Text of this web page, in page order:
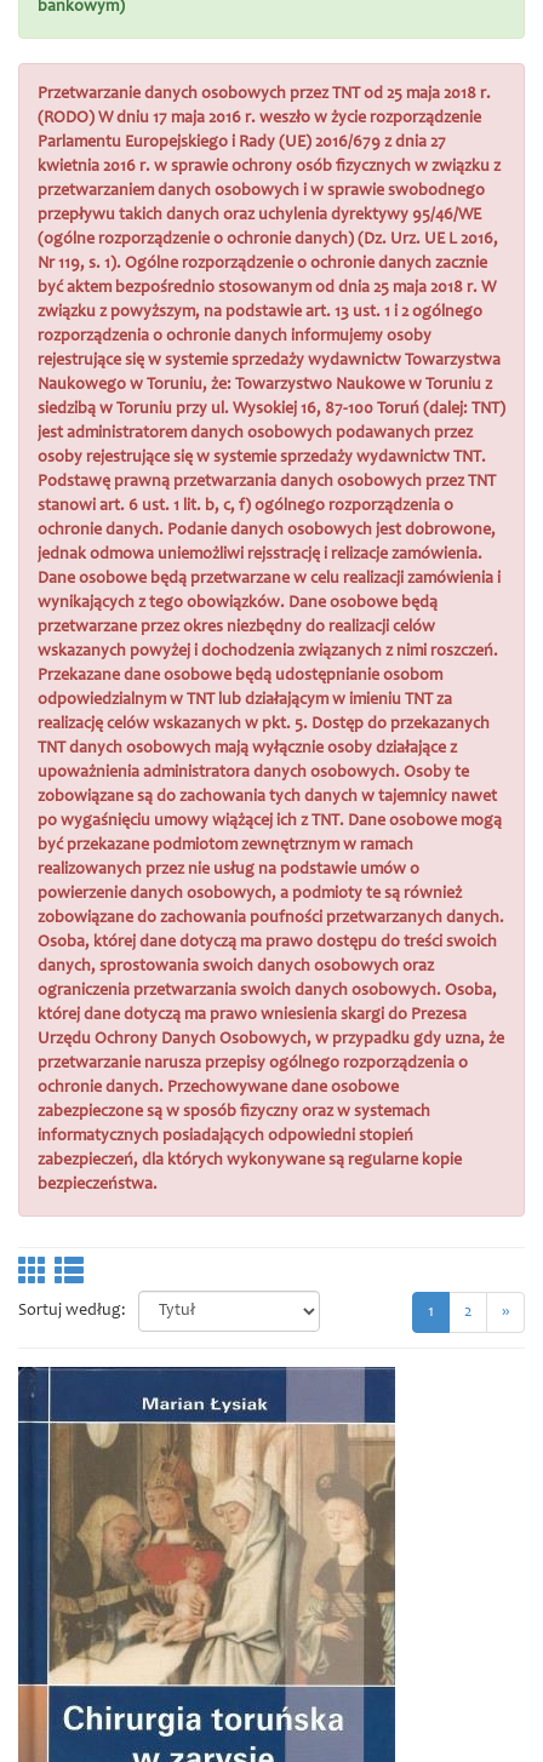
bankowym)
Przetwarzanie danych osobowych przez TNT od 25 maja 2018 r.
(RODO) W dniu 17 maja 2016 r. weszło w życie rozporządzenie
Parlamentu Europejskiego i Rady (UE) 2016/679 z dnia 27
kwietnia 2016 r. w sprawie ochrony osób fizycznych w związku z
przetwarzaniem danych osobowych i w sprawie swobodnego
przepływu takich danych oraz uchylenia dyrektywy 95/46/WE
(ogólne rozporządzenie o ochronie danych) (Dz. Urz. UE L 2016,
Nr 119, s. 1). Ogólne rozporządzenie o ochronie danych zacznie
być aktem bezpośrednio stosowanym od dnia 25 maja 2018 r. W
związku z powyższym, na podstawie art. 13 ust. 1 i 2 ogólnego
rozporządzenia o ochronie danych informujemy osoby
rejestrujące się w systemie sprzedaży wydawnictw Towarzystwa
Naukowego w Toruniu, że: Towarzystwo Naukowe w Toruniu z
siedzibą w Toruniu przy ul. Wysokiej 16, 87-100 Toruń (dalej: TNT)
jest administratorem danych osobowych podawanych przez
osoby rejestrujące się w systemie sprzedaży wydawnictw TNT.
Podstawę prawną przetwarzania danych osobowych przez TNT
stanowi art. 6 ust. 1 lit. b, c, f) ogólnego rozporządzenia o
ochronie danych. Podanie danych osobowych jest dobrowone,
jednak odmowa uniemożliwi rejsstrację i relizacje zamówienia.
Dane osobowe będą przetwarzane w celu realizacji zamówienia i
wynikających z tego obowiązków. Dane osobowe będą
przetwarzane przez okres niezbędny do realizacji celów
wskazanych powyżej i dochodzenia związanych z nimi roszczeń.
Przekazane dane osobowe będą udostępnianie osobom
odpowiedzialnym w TNT lub działającym w imieniu TNT za
realizację celów wskazanych w pkt. 5. Dostęp do przekazanych
TNT danych osobowych mają wyłącznie osoby działające z
upoważnienia administratora danych osobowych. Osoby te
zobowiązane są do zachowania tych danych w tajemnicy nawet
po wygaśnięciu umowy wiążącej ich z TNT. Dane osobowe mogą
być przekazane podmiotom zewnętrznym w ramach
realizowanych przez nie usług na podstawie umów o
powierzenie danych osobowych, a podmioty te są również
zobowiązane do zachowania poufności przetwarzanych danych.
Osoba, której dane dotyczą ma prawo dostępu do treści swoich
danych, sprostowania swoich danych osobowych oraz
ograniczenia przetwarzania swoich danych osobowych. Osoba,
której dane dotyczą ma prawo wniesienia skargi do Prezesa
Urzędu Ochrony Danych Osobowych, w przypadku gdy uzna, że
przetwarzanie narusza przepisy ogólnego rozporządzenia o
ochronie danych. Przechowywane dane osobowe
zabezpieczone są w sposób fizyczny oraz w systemach
informatycznych posiadających odpowiedni stopień
zabezpieczeń, dla których wykonywane są regularne kopie
bezpieczeństwa.
Sortuj według: 1 2 »